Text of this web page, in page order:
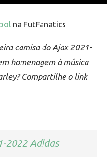
na FutFanatics
camisa do Ajax 2021-
homenagem à música
Compartilhe o link
2022 Adidas